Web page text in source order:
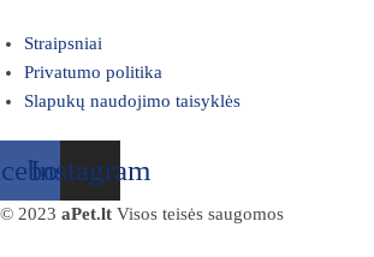
Straipsniai
Privatumo politika
Slapukų naudojimo taisyklės
Instagram
© 2023 aPet.lt Visos teisės saugomos